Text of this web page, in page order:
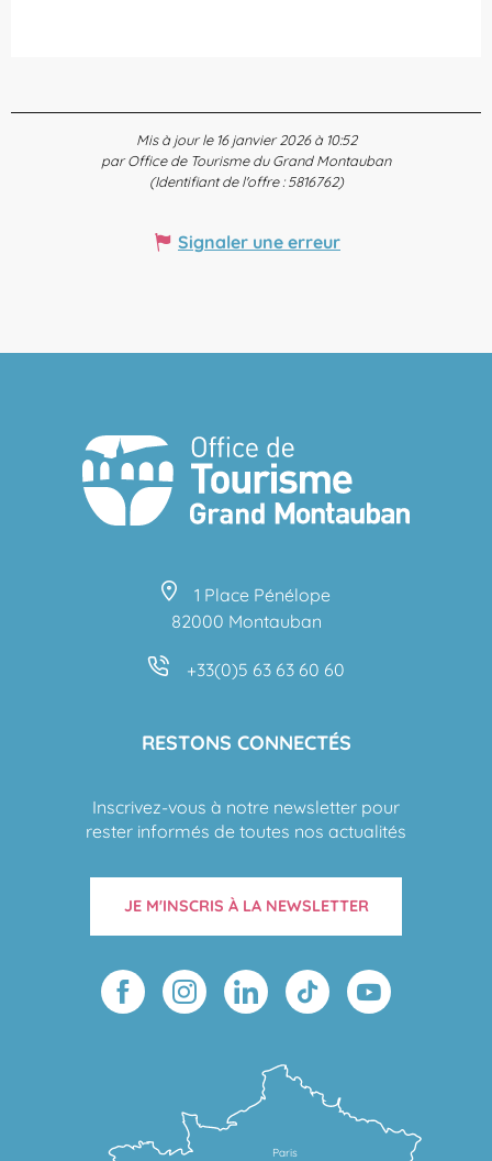
Mis à jour le 16 janvier 2026 à 10:52
par Office de Tourisme du Grand Montauban
(Identifiant de l'offre :5816762)
Signaler une erreur
1 Place Pénélope
82000 Montauban
+33(0)5 63 63 60 60
RESTONS CONNECTÉS
Inscrivez-vous à notre newsletter pour
rester informés de toutes nos actualités
JE M'INSCRIS À LA NEWSLETTER
Paris